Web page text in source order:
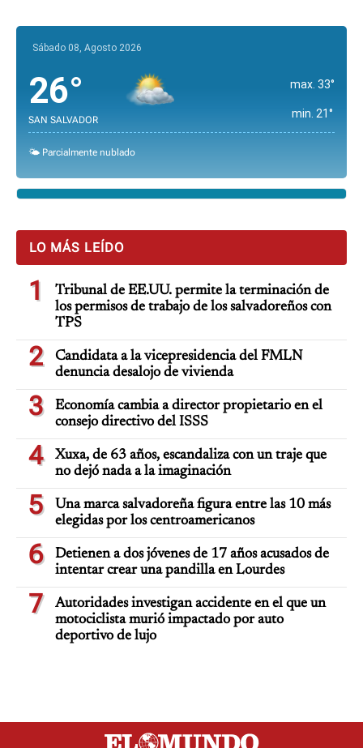
Sábado 08, Agosto 2026
26°
SAN SALVADOR
max. 33°
min. 21°
🌤️ Parcialmente nublado
LO MÁS LEÍDO
1
Tribunal de EE.UU. permite la terminación de
los permisos de trabajo de los salvadoreños con
TPS
2
Candidata a la vicepresidencia del FMLN
denuncia desalojo de vivienda
3
Economía cambia a director propietario en el
consejo directivo del ISSS
4
Xuxa, de 63 años, escandaliza con un traje que
no dejó nada a la imaginación
5
Una marca salvadoreña figura entre las 10 más
elegidas por los centroamericanos
6
Detienen a dos jóvenes de 17 años acusados de
intentar crear una pandilla en Lourdes
7
Autoridades investigan accidente en el que un
motociclista murió impactado por auto
deportivo de lujo